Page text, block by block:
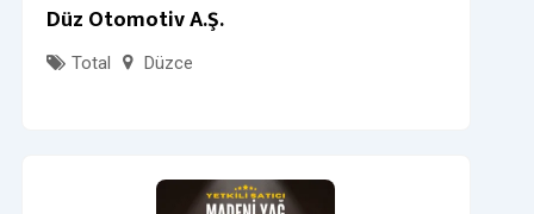
Düz Otomotiv A.Ş.
Total Düzce